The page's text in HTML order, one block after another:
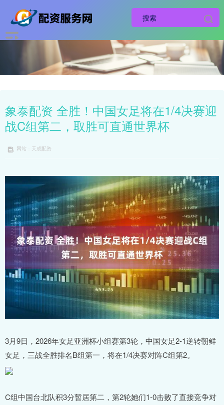
象泰配资 全胜！中国女足将在1/4决赛迎
战C组第二，取胜可直通世界杯
网站：天成配资
3月9日，2026年女足亚洲杯小组赛第3轮，中国女足2-1逆转朝鲜
女足，三战全胜排名B组第一，将在1/4决赛对阵C组第2。
C组中国台北队积3分暂居第二，第2轮她们1-0击败了直接竞争对